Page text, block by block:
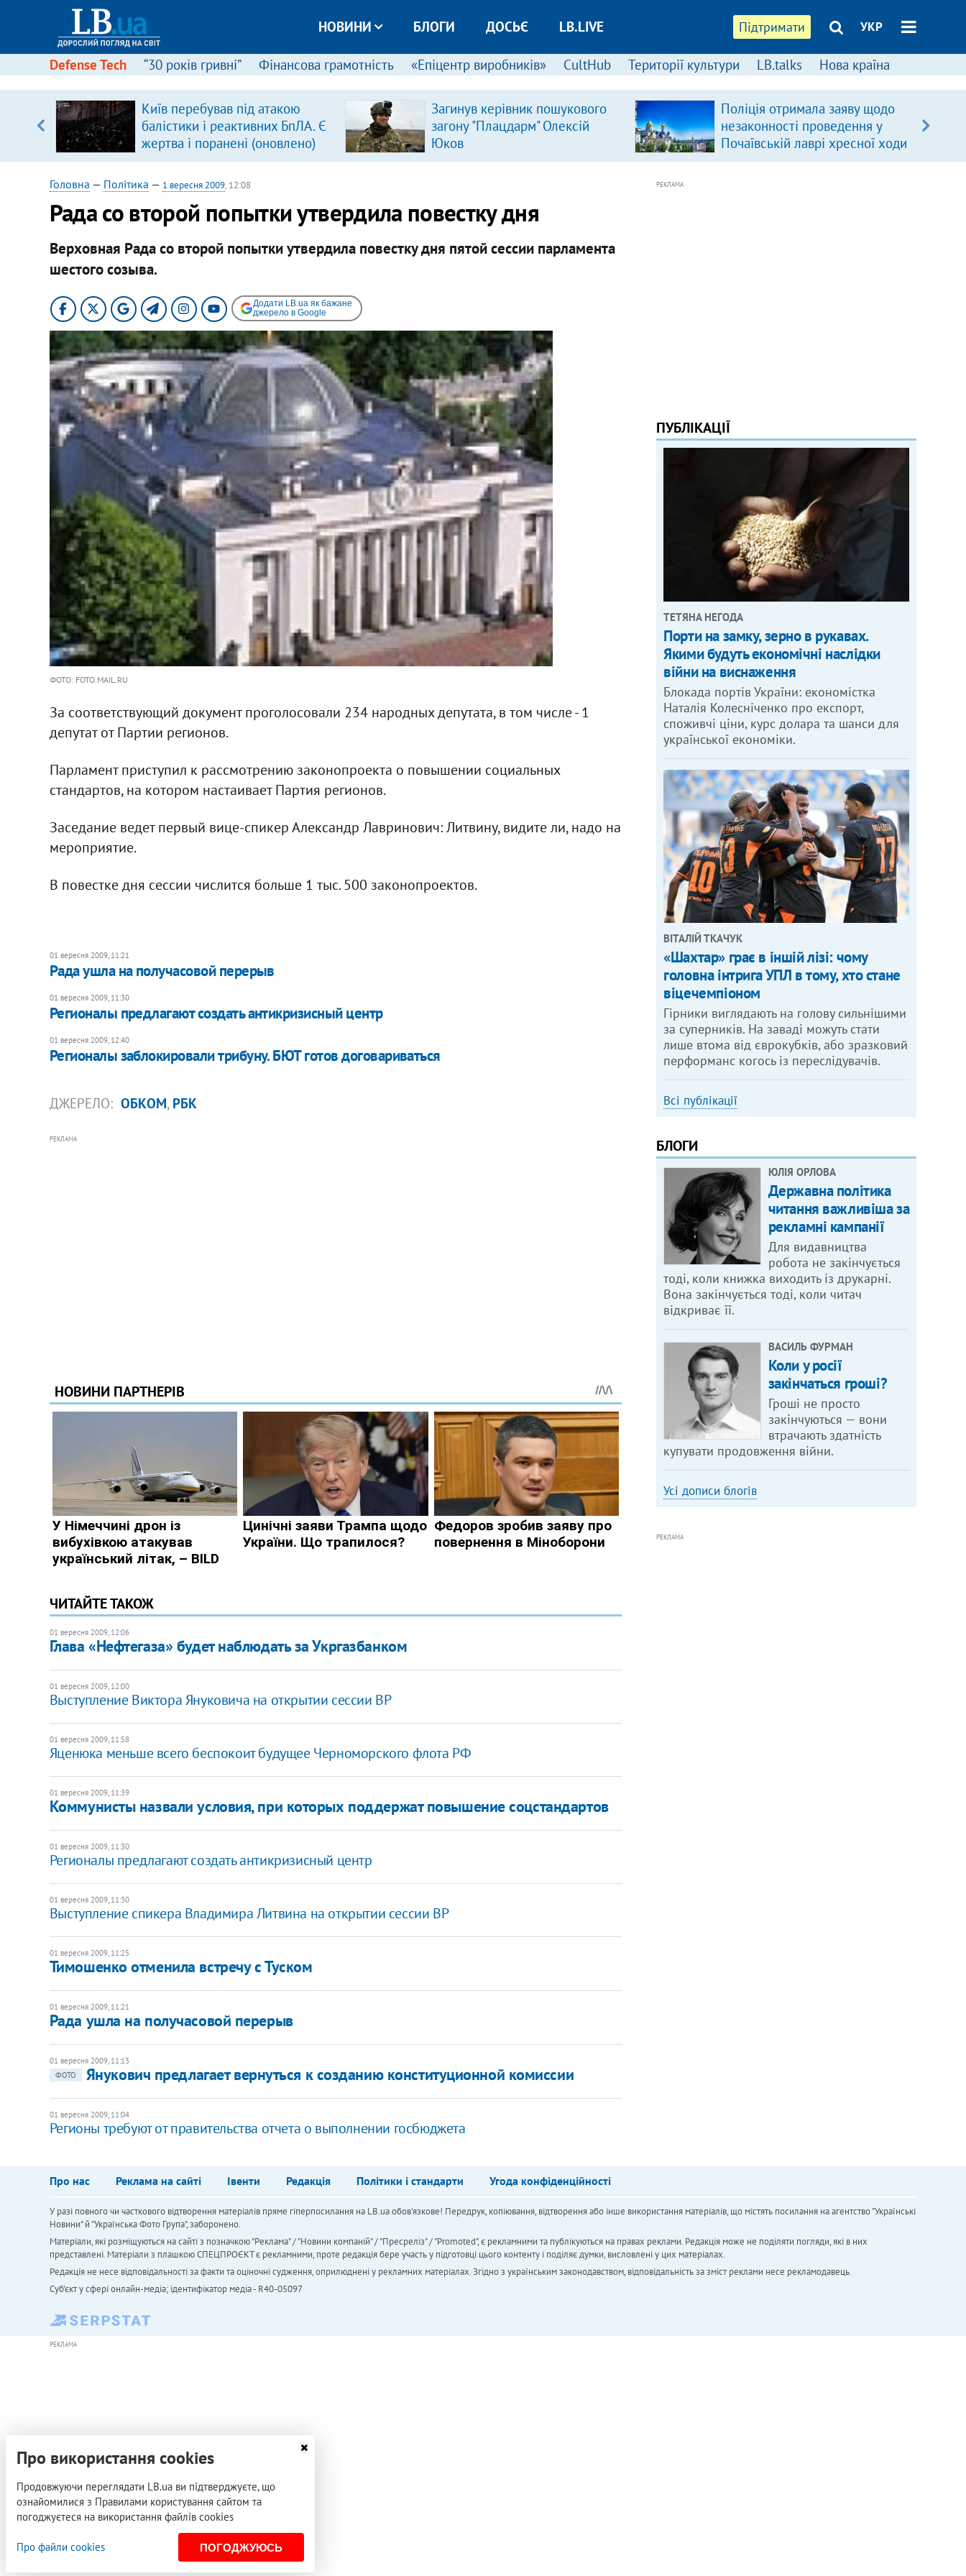
Підтримати УКР
НОВИНИ БЛОГИ ДОСЬЄ LB.LIVE
Defense Tech “30 років гривні” Фінансова грамотність «Епіцентр виробників» CultHub Території культури LB.talks Нова країна
Київ перебував під атакою
балістики і реактивних БпЛА. Є
жертва і поранені (оновлено)
Загинув керівник пошукового
загону "Плацдарм" Олексій
Юков
Поліція отримала заяву щодо
незаконності проведення у
Почаївській лаврі хресної ходи
Головна — Політика — 1 вересня 2009, 12:08
Рада со второй попытки утвердила повестку дня
Верховная Рада со второй попытки утвердила повестку дня пятой сессии парламента
шестого созыва.
Додати LB.ua як бажане
джерело в Google
ФОТО: FOTO.MAIL.RU
За соответствующий документ проголосовали 234 народных депутата, в том числе - 1
депутат от Партии регионов.
Парламент приступил к рассмотрению законопроекта о повышении социальных
стандартов, на котором настаивает Партия регионов.
Заседание ведет первый вице-спикер Александр Лавринович: Литвину, видите ли, надо на
мероприятие.
В повестке дня сессии числится больше 1 тыс. 500 законопроектов.
01 вересня 2009, 11:21
Рада ушла на получасовой перерыв
01 вересня 2009, 11:30
Регионалы предлагают создать антикризисный центр
01 вересня 2009, 12:40
Регионалы заблокировали трибуну. БЮТ готов договариваться
ДЖЕРЕЛО: ОБКОМ, РБК
РЕКЛАМА
ЧИТАЙТЕ ТАКОЖ
01 вересня 2009, 12:06
Глава «Нефтегаза» будет наблюдать за Укргазбанком
01 вересня 2009, 12:00
Выступление Виктора Януковича на открытии сессии ВР
01 вересня 2009, 11:58
Яценюка меньше всего беспокоит будущее Черноморского флота РФ
01 вересня 2009, 11:39
Коммунисты назвали условия, при которых поддержат повышение соцстандартов
01 вересня 2009, 11:30
Регионалы предлагают создать антикризисный центр
01 вересня 2009, 11:30
Выступление спикера Владимира Литвина на открытии сессии ВР
01 вересня 2009, 11:25
Тимошенко отменила встречу с Туском
01 вересня 2009, 11:21
Рада ушла на получасовой перерыв
01 вересня 2009, 11:13
ФОТО
Янукович предлагает вернуться к созданию конституционной комиссии
01 вересня 2009, 11:04
Регионы требуют от правительства отчета о выполнении госбюджета
РЕКЛАМА
ПУБЛІКАЦІЇ
ТЕТЯНА НЕГОДА
Порти на замку, зерно в рукавах.
Якими будуть економічні наслідки
війни на виснаження
Блокада портів України: економістка
Наталія Колесніченко про експорт,
споживчі ціни, курс долара та шанси для
української економіки.
ВІТАЛІЙ ТКАЧУК
«Шахтар» грає в іншій лізі: чому
головна інтрига УПЛ в тому, хто стане
віцечемпіоном
Гірники виглядають на голову сильнішими
за суперників. На заваді можуть стати
лише втома від єврокубків, або зразковий
перформанс когось із переслідувачів.
Всі публікації
БЛОГИ
ЮЛІЯ ОРЛОВА
Державна політика
читання важливіша за
рекламні кампанії
Для видавництва
робота не закінчується
тоді, коли книжка виходить із друкарні.
Вона закінчується тоді, коли читач
відкриває її.
ВАСИЛЬ ФУРМАН
Коли у росії
закінчаться гроші?
Гроші не просто
закінчуються — вони
втрачають здатність
купувати продовження війни.
Усі дописи блогів
РЕКЛАМА
Про нас Реклама на сайті Івенти Редакція Політики і стандарти Угода конфіденційності
У разі повного чи часткового відтворення матеріалів пряме гіперпосилання на LB.ua обов'язкове! Передрук, копіювання, відтворення або інше використання матеріалів, що містять посилання на агентство "Українськi
Новини" й "Українська Фото Група", заборонено.
Матеріали, які розміщуються на сайті з позначкою "Реклама" / "Новини компаній" / "Пресреліз" / "Promoted", є рекламними та публікуються на правах реклами. Редакція може не поділяти погляди, які в них
представлені. Матеріали з плашкою СПЕЦПРОЄКТ є рекламними, проте редакція бере участь у підготовці цього контенту і поділяє думки, висловлені у цих матеріалах.
Редакція не несе відповідальності за факти та оціночні судження, оприлюднені у рекламних матеріалах. Згідно з українським законодавством, відповідальність за зміст реклами несе рекламодавець.
Cуб'єкт у сфері онлайн-медіа; ідентифікатор медіа - R40-05097
РЕКЛАМА
Про використання cookies
Продовжуючи переглядати LB.ua ви підтверджуєте, що
ознайомилися з Правилами користування сайтом та
погоджуєтеся на використання файлів cookies
Про файли cookies ПОГОДЖУЮСЬ